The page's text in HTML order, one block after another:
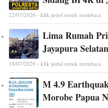
22/07/2026 - klik judul untuk membaca
Lima Rumah
Jayapura Selatan
18/07/2026 - klik judul untuk membaca
M 4.9
Morobe Papua